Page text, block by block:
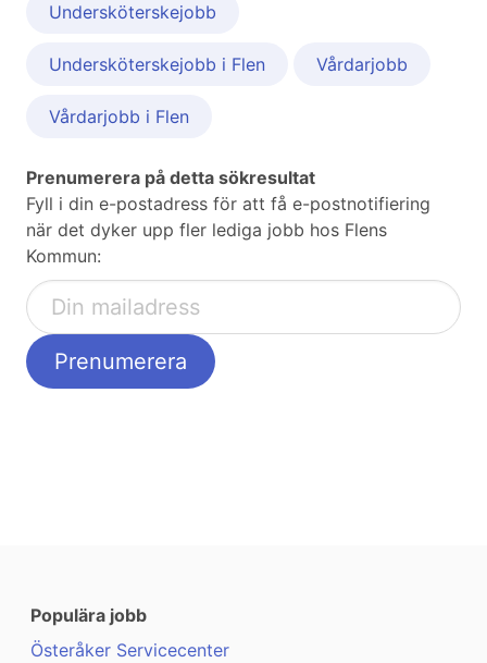
Undersköterskejobb
Undersköterskejobb i Flen Vårdarjobb
Vårdarjobb i Flen
Prenumerera på detta sökresultat
Fyll i din e-postadress för att få e-postnotifiering
när det dyker upp fler lediga jobb hos Flens
Kommun:
Populära jobb
Österåker Servicecenter